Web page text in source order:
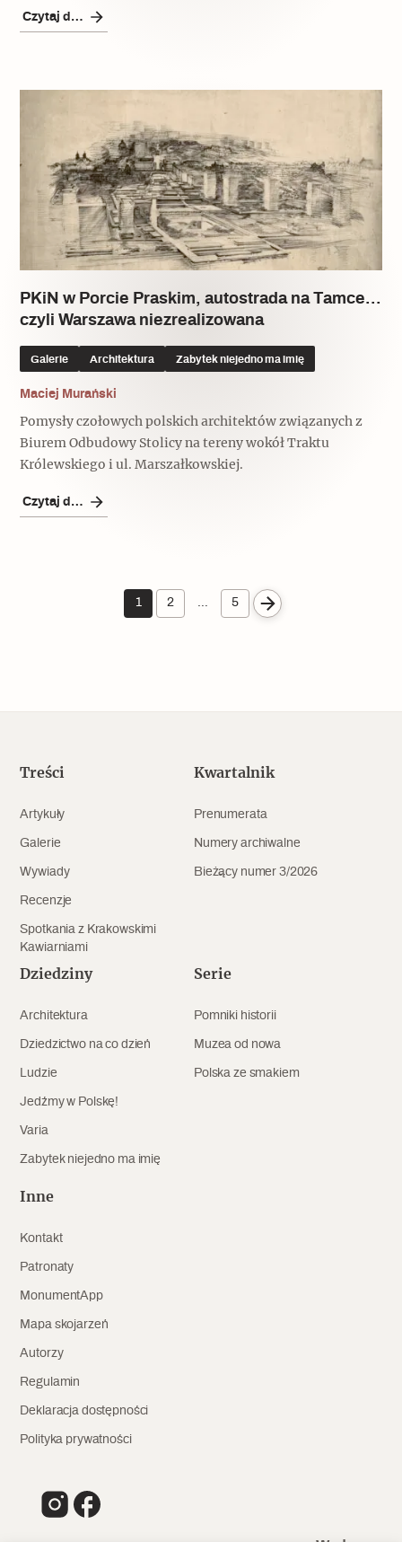
Czytaj dalej
PKiN w Porcie Praskim, autostrada na Tamce…
czyli Warszawa niezrealizowana
Galerie Architektura Zabytek niejedno ma imię
Maciej Murański
Pomysły czołowych polskich architektów związanych z
Biurem Odbudowy Stolicy na tereny wokół Traktu
Królewskiego i ul. Marszałkowskiej.
Czytaj dalej
1 2 … 5
Treści
Artykuły
Galerie
Wywiady
Recenzje
Spotkania z Krakowskimi
Kawiarniami
Kwartalnik
Prenumerata
Numery archiwalne
Bieżący numer 3/2026
Dziedziny
Architektura
Dziedzictwo na co dzień
Ludzie
Jedźmy w Polskę!
Varia
Zabytek niejedno ma imię
Serie
Pomniki historii
Muzea od nowa
Polska ze smakiem
Inne
Kontakt
Patronaty
MonumentApp
Mapa skojarzeń
Autorzy
Regulamin
Deklaracja dostępności
Polityka prywatności